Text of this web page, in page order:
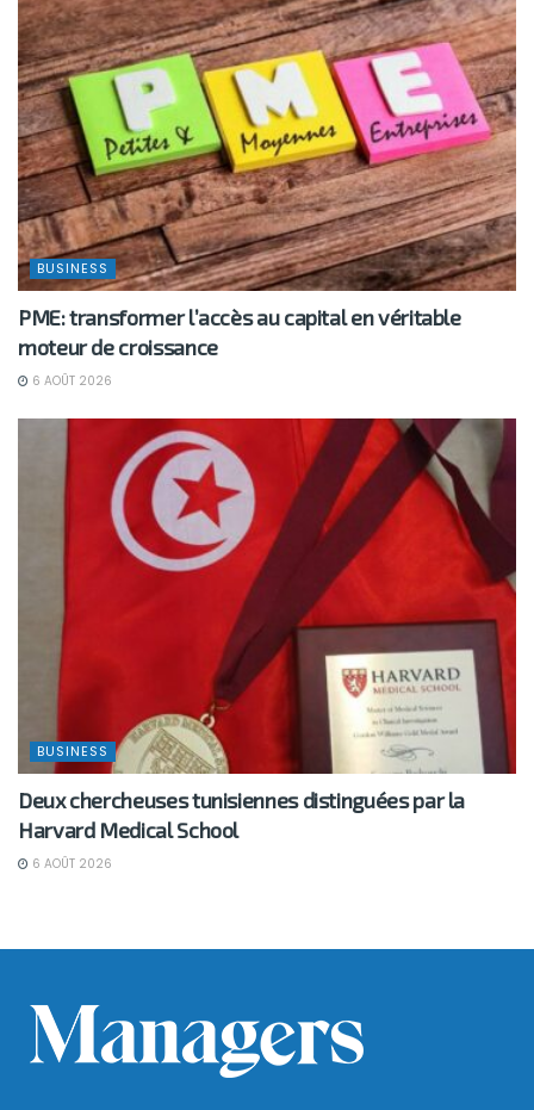
BUSINESS
PME: transformer l’accès au capital en véritable
moteur de croissance
6 AOÛT 2026
BUSINESS
Deux chercheuses tunisiennes distinguées par la
Harvard Medical School
6 AOÛT 2026